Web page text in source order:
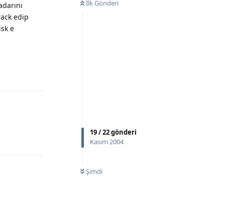
İlk Gönderi
19/22gönderi
Kasım 2004
Şimdi
edip
e